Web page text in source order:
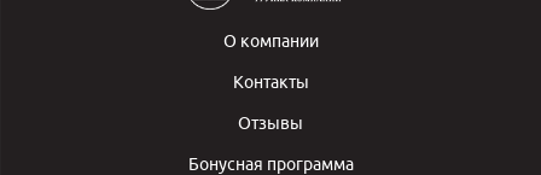
О компании
Контакты
Отзывы
Бонусная программа